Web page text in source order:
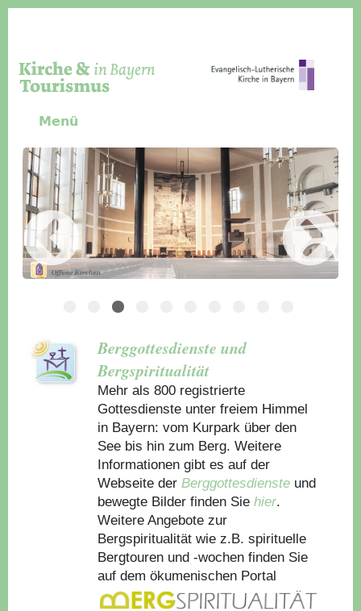
Menü
Slider Icon
Bild
Häuser für Gruppen
Berggottesdienste und
Bergspiritualität
Mehr als 800 registrierte
Gottesdienste unter freiem Himmel
in Bayern: vom Kurpark über den
See bis hin zum Berg. Weitere
Informationen gibt es auf der
Webseite derBerggottesdienste und
bewegte Bilder finden Sie hier.
Weitere Angebote zur
Bergspiritualität wie z.B. spirituelle
Bergtouren und -wochen finden Sie
auf dem ökumenischen Portal